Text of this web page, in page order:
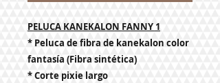
PELUCA KANEKALON FANNY 1
* Peluca de fibra de kanekalon color
fantasía (Fibra sintética)
* Corte pixie largo